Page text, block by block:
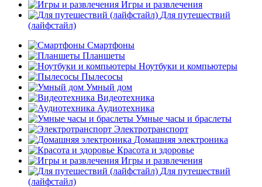
Игры и развлечения
Для путешествий
(лайфстайл)
Смартфоны
Планшеты
Ноутбуки и компьютеры
Пылесосы
Умный дом
Видеотехника
Аудиотехника
Умные часы и браслеты
Электротранспорт
Домашняя электроника
Красота и здоровье
Игры и развлечения
Для путешествий
(лайфстайл)
раз в 2 недели